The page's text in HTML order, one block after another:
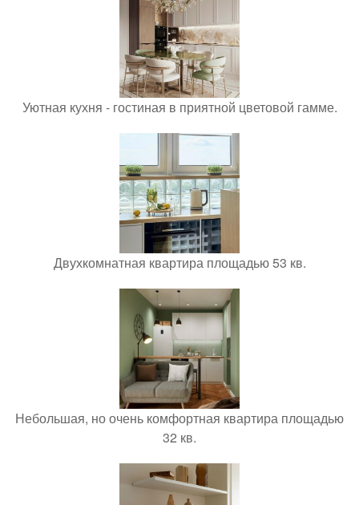
Уютная кухня - гостиная в приятной цветовой гамме.
Двухкомнатная квартира площадью 53 кв.
Небольшая, но очень комфортная квартира площадью
32 кв.